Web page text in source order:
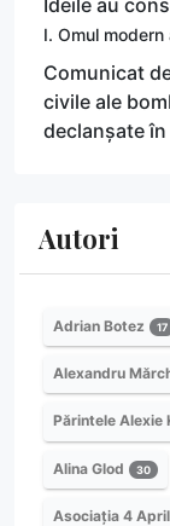
I. Omul
Comunicat
civile ale
declanșate
Autori
Adrian Botez 17
Alexandru
Părintele Alexie
Alina Glod 30
Asociația 4